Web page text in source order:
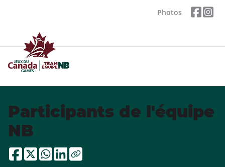
Photos
Participants de l'équipe
NB